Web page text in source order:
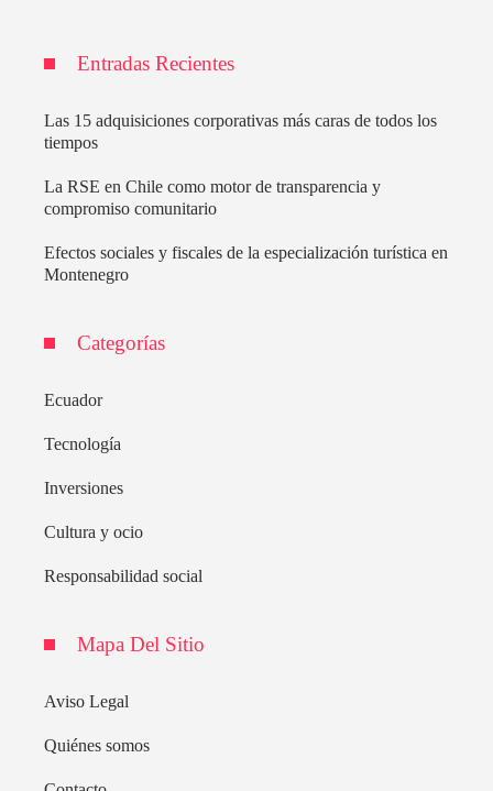
Entradas Recientes
Las 15 adquisiciones corporativas más caras de todos los
tiempos
La RSE en Chile como motor de transparencia y
compromiso comunitario
Efectos sociales y fiscales de la especialización turística en
Montenegro
Categorías
Ecuador
Tecnología
Inversiones
Cultura y ocio
Responsabilidad social
Mapa Del Sitio
Aviso Legal
Quiénes somos